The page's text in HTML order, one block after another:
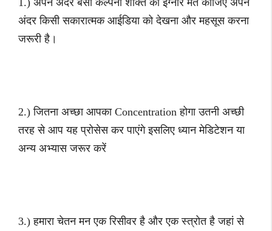
अंदर किसी सकारात्मक आईडिया को देखना और महसूस करना
जरूरी है।
2.) जितना अच्छा आपका Concentration होगा उतनी अच्छी
तरह से आप यह प्रोसेस कर पाएंगे इसलिए ध्यान मेडिटेशन या
अन्य अभ्यास जरूर करें
3.) हमारा चेतन मन एक रिसीवर है और एक स्त्रोत है जहां से